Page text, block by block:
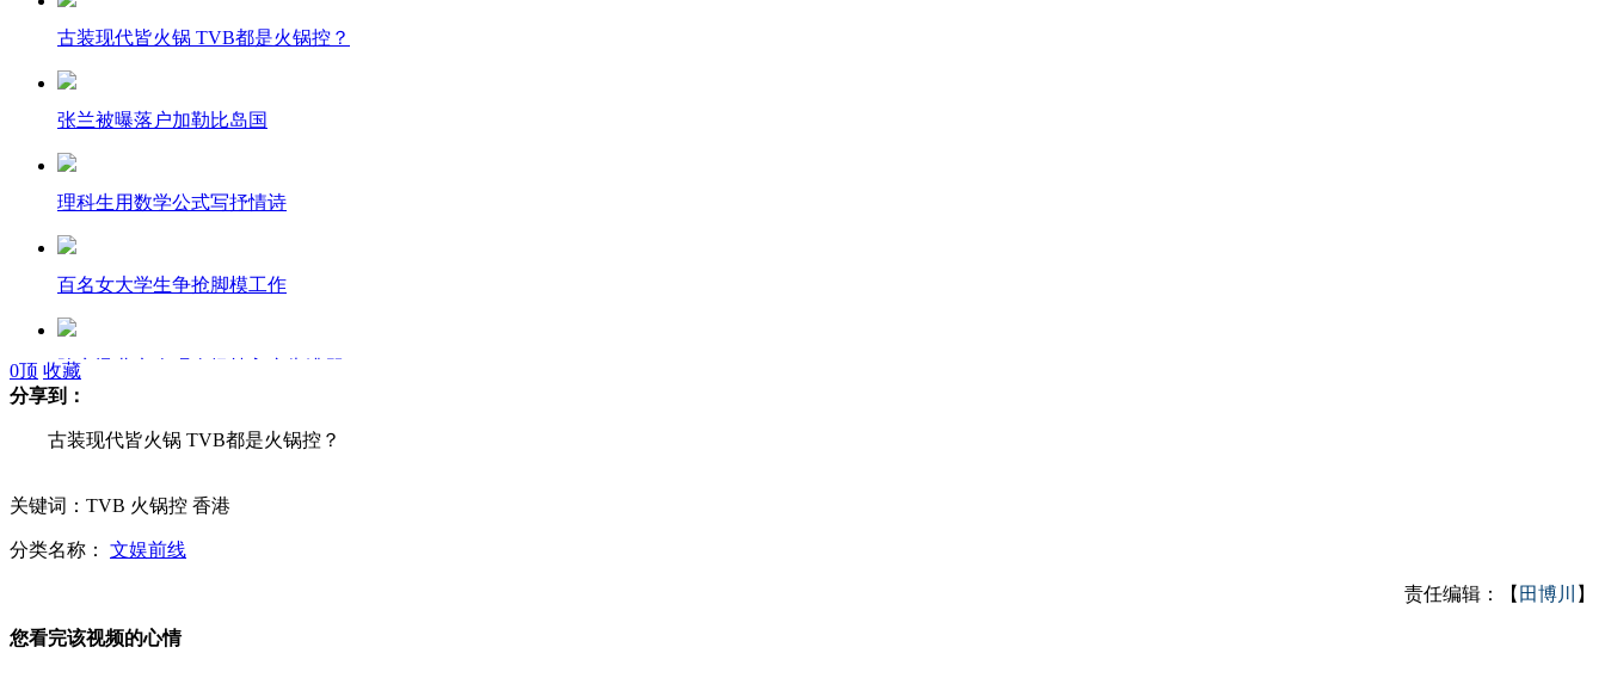
古装现代皆火锅 TVB都是火锅控？
张兰被曝落户加勒比岛国
理科生用数学公式写抒情诗
百名女大学生争抢脚模工作
陈奕迅北京个唱全场植入广告遭骂
美现4个足球场大小“天坑”
0顶 收藏
分享到：
古装现代皆火锅 TVB都是火锅控？
关键词：TVB 火锅控 香港
分类名称： 文娱前线
责任编辑：【 田博川 】
您看完该视频的心情